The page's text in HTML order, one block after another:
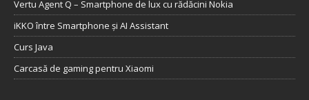
Vertu Agent Q – Smartphone de lux cu rădăcini Nokia
iKKO între Smartphone și AI Assistant
Curs Java
Carcasă de gaming pentru Xiaomi